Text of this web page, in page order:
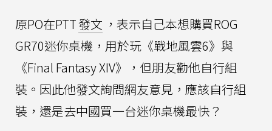
原PO在PTT發文 ，表示自己本想購買ROG
GR70迷你桌機，用於玩《戰地風雲6》與
《Final Fantasy XIV》，但朋友勸他自行組
裝。因此他發文詢問網友意見，應該自行組
裝，還是去中國買一台迷你桌機最快？